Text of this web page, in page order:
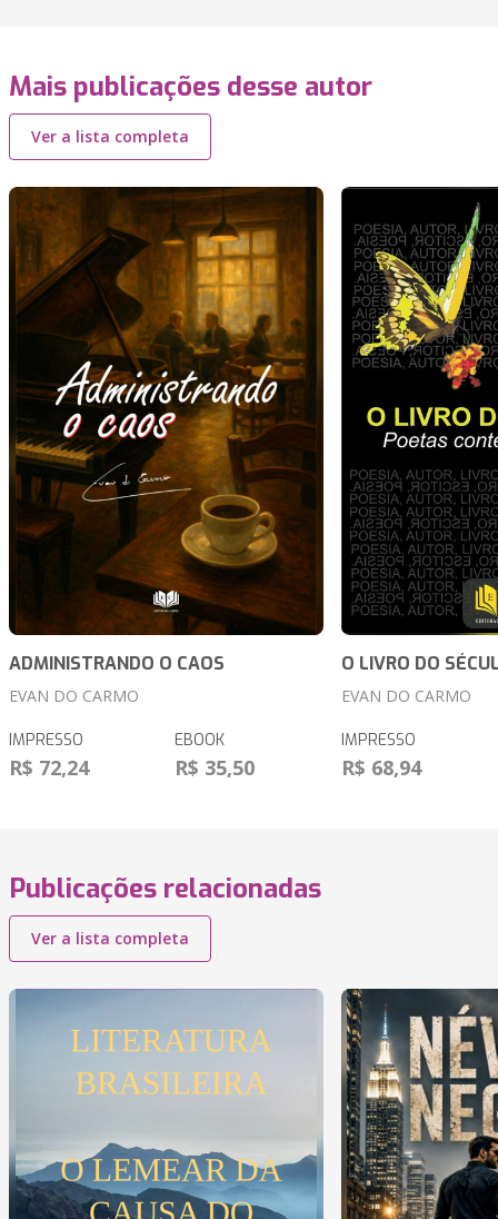
Mais publicações desse autor
Ver a lista completa
ADMINISTRANDO O CAOS
EVAN DO CARMO
IMPRESSO
R$ 72,24
EBOOK
R$ 35,50
O LIVRO DO
EVAN DO CARMO
IMPRESSO
R$ 68,94
Publicações relacionadas
Ver a lista completa